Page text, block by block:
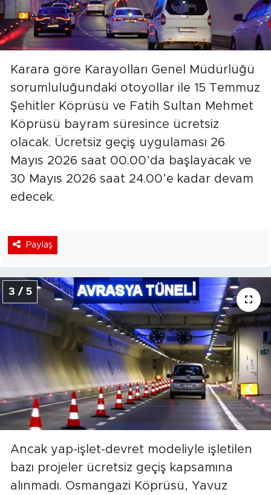
Karara göre Karayolları Genel Müdürlüğü
sorumluluğundaki otoyollar ile 15 Temmuz
Şehitler Köprüsü ve Fatih Sultan Mehmet
Köprüsü bayram süresince ücretsiz
olacak. Ücretsiz geçiş uygulaması 26
Mayıs 2026 saat 00.00’da başlayacak ve
30 Mayıs 2026 saat 24.00’e kadar devam
edecek.
Paylaş
3 / 5
Ancak yap-işlet-devret modeliyle işletilen
bazı projeler ücretsiz geçiş kapsamına
alınmadı. Osmangazi Köprüsü, Yavuz